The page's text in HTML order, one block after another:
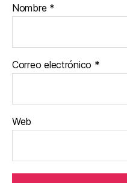
Nombre *
Correo electrónico *
Web